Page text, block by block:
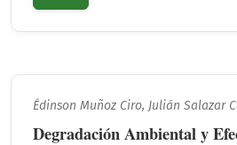
Édinson Muñoz Ciro, Julián Salazar
Degradación Ambiental y